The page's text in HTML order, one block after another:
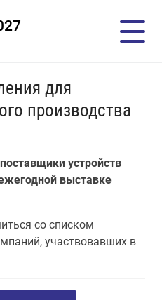
для
производства
устройств
выставке
со списком
участвовавших в